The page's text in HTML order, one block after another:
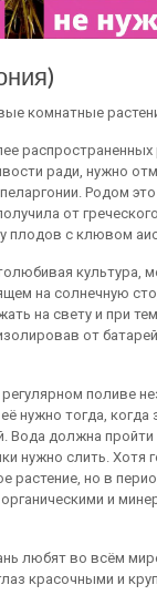
комнатные
распространенных
ради, нужно
Родом
от
плодов с клювом
культура,
на солнечную
на свету и при
от
поливе
нужно тогда,
Вода должна пройти
нужно слить. Хотя
растение, но в
и
любят во всём
красочными и